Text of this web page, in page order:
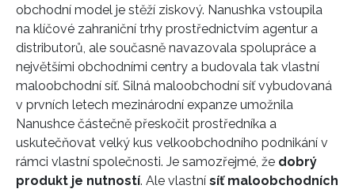
obchodní model je stěží ziskový. Nanushka vstoupila
na klíčové zahraniční trhy prostřednictvím agentur a
distributorů, ale současně navazovala spolupráce a
největšími obchodními centry a budovala tak vlastní
maloobchodní síť. Silná maloobchodní síť vybudovaná
v prvních letech mezinárodní expanze umožnila
Nanushce částečně přeskočit prostředníka a
uskutečňovat velký kus velkoobchodního podnikání v
rámci vlastní společnosti. Je samozřejmé, že dobrý
produkt je nutností. Ale vlastní síť maloobchodních